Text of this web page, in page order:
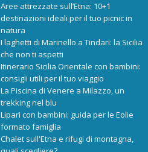
Aree attrezzate sull’Etna: 10+1
destinazioni ideali per il tuo picnic in
natura
I laghetti di Marinello a Tindari: la Sicilia
che non ti aspetti
Itinerario Sicilia Orientale con bambini:
consigli utili per il tuo viaggio
La Piscina di Venere a Milazzo, un
trekking nel blu
Lipari con bambini: guida per le Eolie
formato famiglia
Chalet sull'Etna e rifugi di montagna,